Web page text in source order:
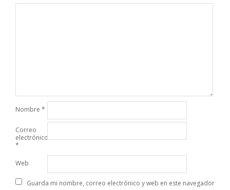
Nombre *
Correo
electrónico
*
Web
Guarda mi nombre, correo electrónico y web en este navegador